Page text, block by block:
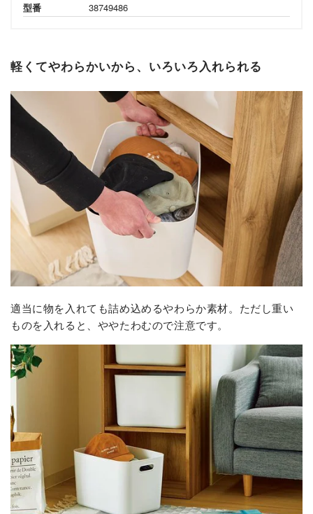
型番
38749486
軽くてやわらかいから、いろいろ入れられる
適当に物を入れても詰め込めるやわらか素材。ただし重い
ものを入れると、ややたわむので注意です。